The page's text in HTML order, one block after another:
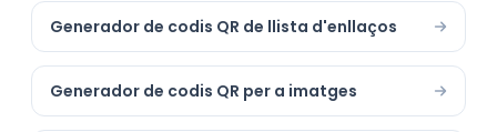
Generador de codis QR de llista d'enllaços
Generador de codis QR per a imatges